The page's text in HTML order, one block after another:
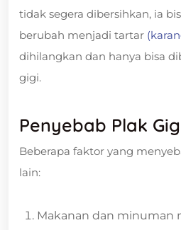
tidak segera dibersihkan, ia
berubah menjadi tartar
dihilangkan dan hanya bisa
gigi.
Penyebab Plak
Beberapa faktor yang
lain:
Makanan dan minuman